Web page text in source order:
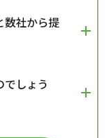
数社から提
しょう